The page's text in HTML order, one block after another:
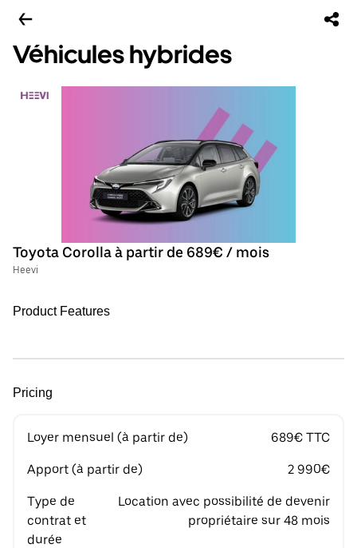
Véhicules hybrides
Toyota Corolla à partir de 689€ / mois
Heevi
Product Features
Pricing
Loyer mensuel (à partir de) 689€ TTC
Apport (à partir de) 2 990€
Type de
contrat et
durée
Location avec possibilité de devenir
propriétaire sur 48 mois